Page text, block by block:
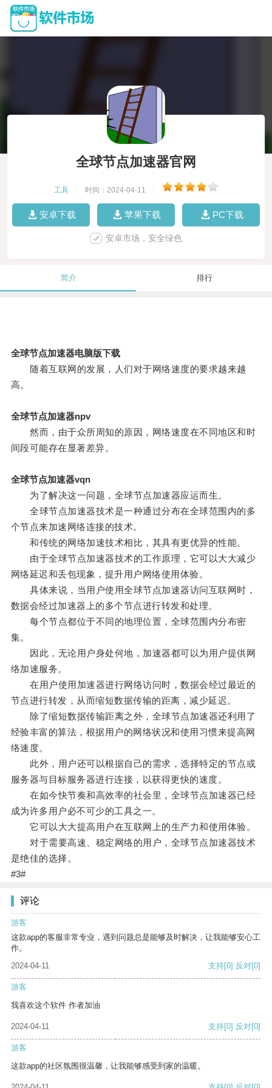
全球节点加速器官网
工具 时间：2024-04-11
安卓下载 苹果下载 PC下载
安卓市场，安全绿色
简介 排行
全球节点加速器电脑版下载
随着互联网的发展，人们对于网络速度的要求越来越
高。
全球节点加速器npv
然而，由于众所周知的原因，网络速度在不同地区和时
间段可能存在显著差异。
全球节点加速器vqn
为了解决这一问题，全球节点加速器应运而生。
全球节点加速器技术是一种通过分布在全球范围内的多
个节点来加速网络连接的技术。
和传统的网络加速技术相比，其具有更优异的性能。
由于全球节点加速器技术的工作原理，它可以大大减少
网络延迟和丢包现象，提升用户网络使用体验。
具体来说，当用户使用全球节点加速器访问互联网时，
数据会经过加速器上的多个节点进行转发和处理。
每个节点都位于不同的地理位置，全球范围内分布密
集。
因此，无论用户身处何地，加速器都可以为用户提供网
络加速服务。
在用户使用加速器进行网络访问时，数据会经过最近的
节点进行转发，从而缩短数据传输的距离，减少延迟。
除了缩短数据传输距离之外，全球节点加速器还利用了
经验丰富的算法，根据用户的网络状况和使用习惯来提高网
络速度。
此外，用户还可以根据自己的需求，选择特定的节点或
服务器与目标服务器进行连接，以获得更快的速度。
在如今快节奏和高效率的社会里，全球节点加速器已经
成为许多用户必不可少的工具之一。
它可以大大提高用户在互联网上的生产力和使用体验。
对于需要高速、稳定网络的用户，全球节点加速器技术
是绝佳的选择。
#3#
评论
游客
这款app的客服非常专业，遇到问题总是能够及时解决，让我能够安心工
作。
2024-04-11
支持[0] 反对[0]
游客
我喜欢这个软件 作者加油
2024-04-11 支持[0] 反对[0]
游客
这款app的社区氛围很温馨，让我能够感受到家的温暖。